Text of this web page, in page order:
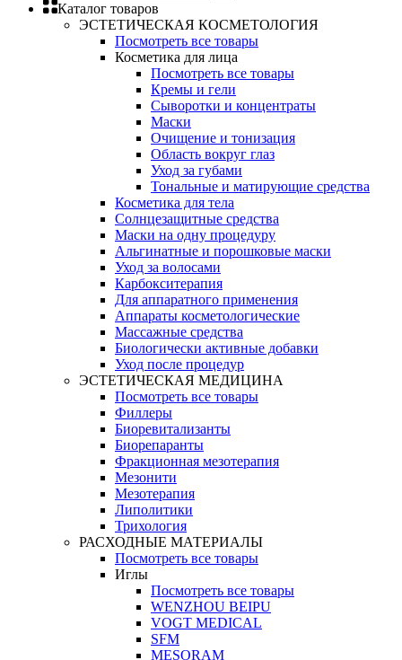
Каталог товаров
ЭСТЕТИЧЕСКАЯ КОСМЕТОЛОГИЯ
Посмотреть все товары
Косметика для лица
Посмотреть все товары
Кремы и гели
Сыворотки и концентраты
Маски
Очищение и тонизация
Область вокруг глаз
Уход за губами
Тональные и матирующие средства
Косметика для тела
Солнцезащитные средства
Маски на одну процедуру
Альгинатные и порошковые маски
Уход за волосами
Карбокситерапия
Для аппаратного применения
Аппараты косметологические
Массажные средства
Биологически активные добавки
Уход после процедур
ЭСТЕТИЧЕСКАЯ МЕДИЦИНА
Посмотреть все товары
Филлеры
Биоревитализанты
Биорепаранты
Фракционная мезотерапия
Мезонити
Мезотерапия
Липолитики
Трихология
РАСХОДНЫЕ МАТЕРИАЛЫ
Посмотреть все товары
Иглы
Посмотреть все товары
WENZHOU BEIPU
VOGT MEDICAL
SFM
MESORAM